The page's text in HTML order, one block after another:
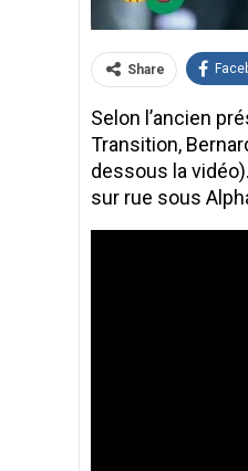
Share
Selon l’ancien
Transition,
dessous la
sur rue sous